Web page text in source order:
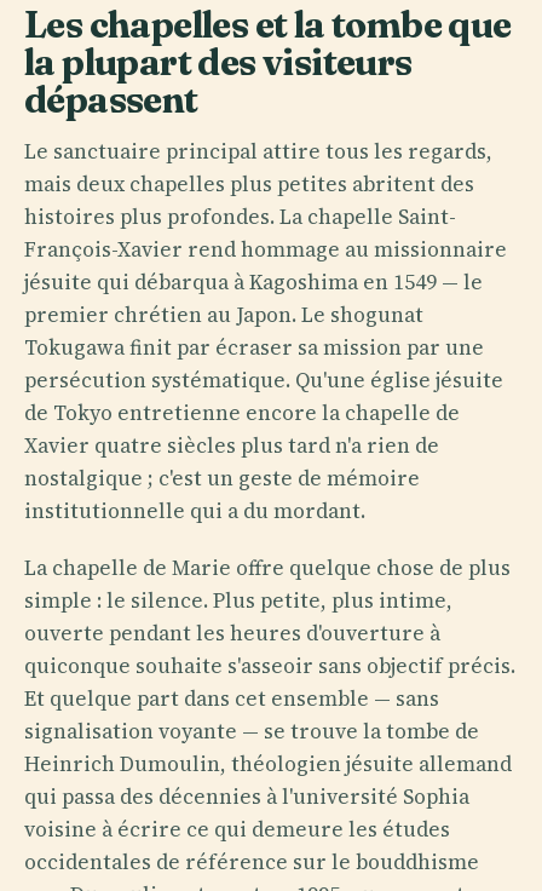
Les chapelles et la tombe que
la plupart des visiteurs
dépassent
Le sanctuaire principal attire tous les regards,
mais deux chapelles plus petites abritent des
histoires plus profondes. La chapelle Saint-
François-Xavier rend hommage au missionnaire
jésuite qui débarqua à Kagoshima en 1549 — le
premier chrétien au Japon. Le shogunat
Tokugawa finit par écraser sa mission par une
persécution systématique. Qu'une église jésuite
de Tokyo entretienne encore la chapelle de
Xavier quatre siècles plus tard n'a rien de
nostalgique ; c'est un geste de mémoire
institutionnelle qui a du mordant.
La chapelle de Marie offre quelque chose de plus
simple : le silence. Plus petite, plus intime,
ouverte pendant les heures d'ouverture à
quiconque souhaite s'asseoir sans objectif précis.
Et quelque part dans cet ensemble — sans
signalisation voyante — se trouve la tombe de
Heinrich Dumoulin, théologien jésuite allemand
qui passa des décennies à l'université Sophia
voisine à écrire ce qui demeure les études
occidentales de référence sur le bouddhisme